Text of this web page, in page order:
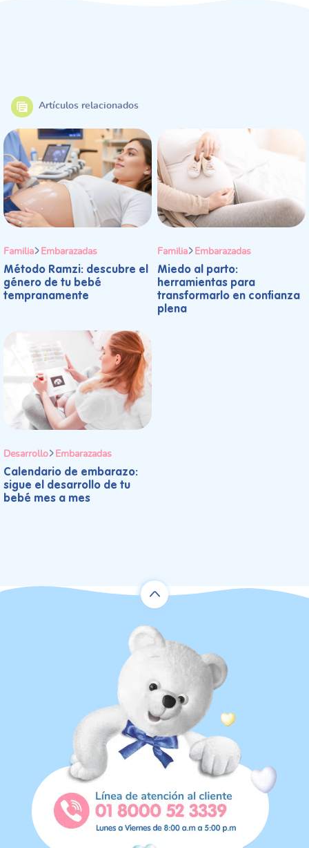
Artículos relacionados
Familia Embarazadas
Método Ramzi: descubre el
género de tu bebé
tempranamente
Familia Embarazadas
Miedo al parto:
herramientas para
transformarlo en confianza
plena
Desarrollo Embarazadas
Calendario de embarazo:
sigue el desarrollo de tu
bebé mes a mes